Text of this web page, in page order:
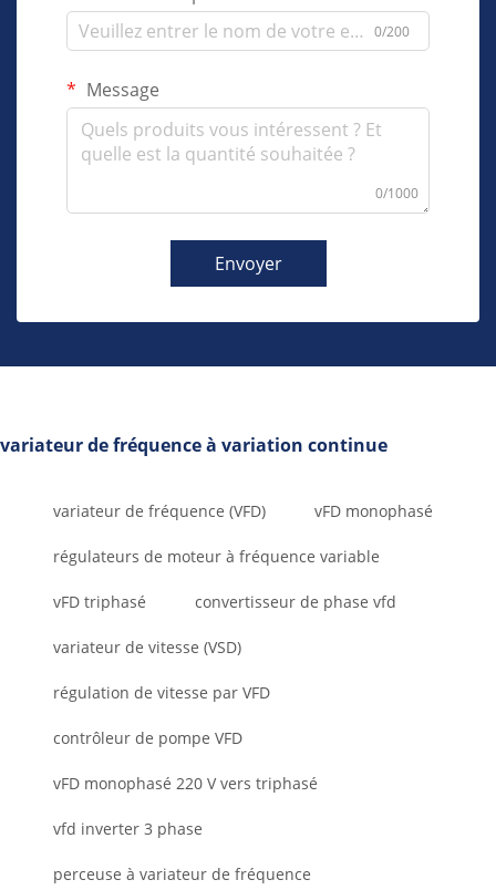
0/200
Message
0/1000
Envoyer
variateur de fréquence à variation continue
variateur de fréquence (VFD) vFD monophasé
régulateurs de moteur à fréquence variable
vFD triphasé convertisseur de phase vfd
variateur de vitesse (VSD)
régulation de vitesse par VFD
contrôleur de pompe VFD
vFD monophasé 220 V vers triphasé
vfd inverter 3 phase
perceuse à variateur de fréquence